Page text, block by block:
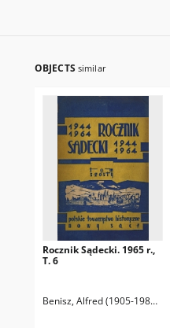
OBJECTS similar
Rocznik Sądecki. 1965 r.,
T. 6
Benisz, Alfred (1905-1987).